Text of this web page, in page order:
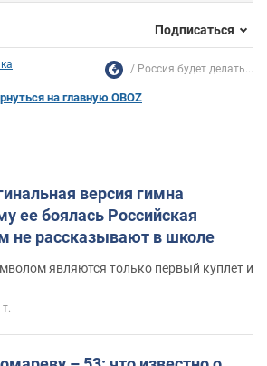
Подписаться
Россия будет делать...
на главную OBOZ
версия гимна
ее боялась Российская
не рассказывают в школе
являются только первый куплет и